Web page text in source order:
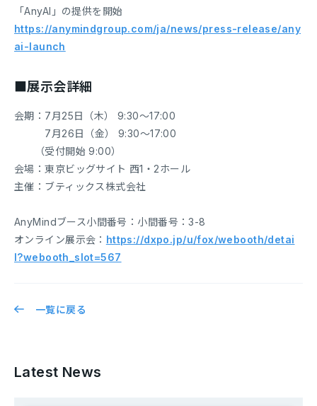
「AnyAI」の提供を開始
https://anymindgroup.com/ja/news/press-release/any
ai-launch
■展示会詳細
会期：7月25日（木） 9:30～17:00
7月26日（金） 9:30～17:00
（受付開始 9:00）
会場：東京ビッグサイト 西1・2ホール
主催：ブティックス株式会社
AnyMindブース小間番号：小間番号：3-8
オンライン展示会： https://dxpo.jp/u/fox/webooth/detai
l?webooth_slot=567
一覧に戻る
Latest News